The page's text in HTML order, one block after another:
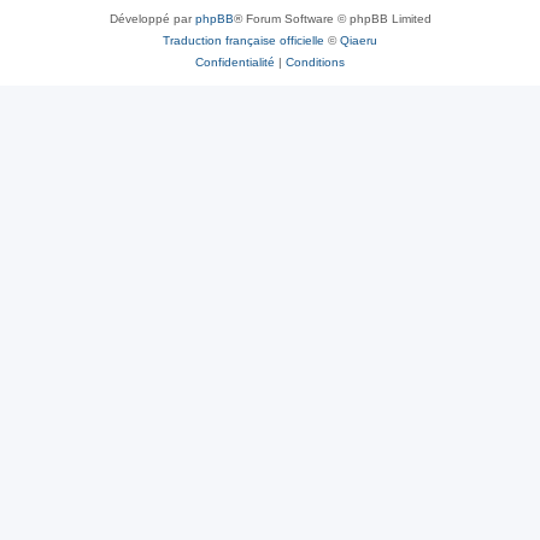
Développé parphpBB® Forum Software © phpBB Limited
Traduction française officielle ©Qiaeru
Confidentialité | Conditions